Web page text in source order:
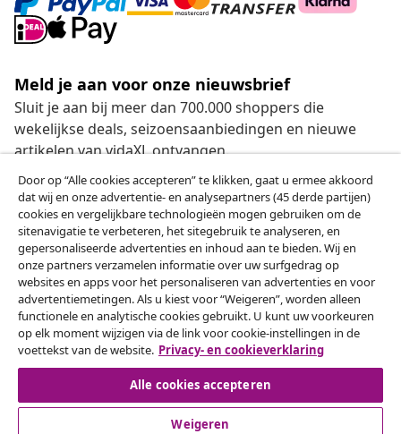
Meld je aan voor onze nieuwsbrief
Sluit je aan bij meer dan 700.000 shoppers die
wekelijkse deals, seizoensaanbiedingen en nieuwe
artikelen van vidaXL ontvangen.
Onze sociale media
Herroeping van de overeenkomst
Een annulering voor je bestelling indienen
Herroeping van de overeenkomst
Door op “Alle cookies accepteren” te klikken, gaat u ermee akkoord
dat wij en onze advertentie- en analysepartners (45 derde partijen)
cookies en vergelijkbare technologieën mogen gebruiken om de
sitenavigatie te verbeteren, het sitegebruik te analyseren, en
gepersonaliseerde advertenties en inhoud aan te bieden. Wij en
onze partners verzamelen informatie over uw surfgedrag op
websites en apps voor het personaliseren van advertenties en voor
advertentiemetingen. Als u kiest voor “Weigeren”, worden alleen
functionele en analytische cookies gebruikt. U kunt uw voorkeuren
op elk moment wijzigen via de link voor cookie-instellingen in de
voettekst van de website. Privacy- en cookieverklaring
Alle cookies accepteren
Weigeren